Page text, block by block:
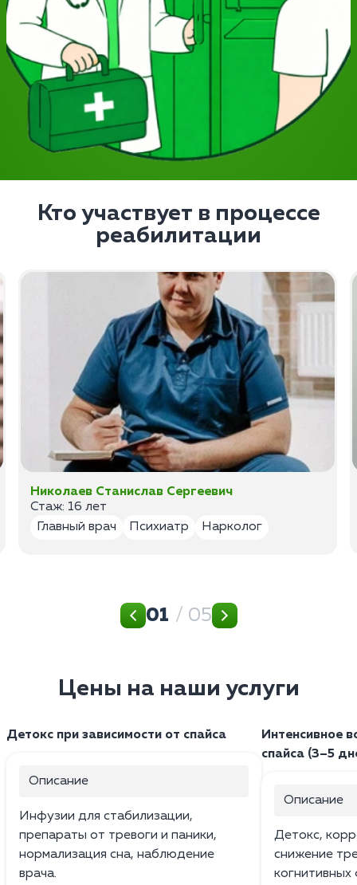
Кто участвует в процессе
реабилитации
Николаев Станислав Сергеевич
Стаж: 16 лет
Главный врач
Психиатр Нарколог
01 / 05
Цены на наши услуги
Детокс при зависимости от спайса
Описание
Инфузии для стабилизации,
препараты от тревоги и паники,
нормализация сна, наблюдение
врача.
Интенсивное
спайса (3–5
Описание
Детокс,
снижение